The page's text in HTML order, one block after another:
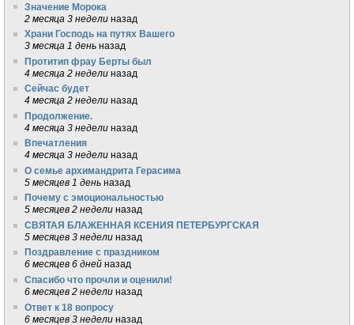
Значение Морока
2 месяца 3 недели назад
Храни Господь на путях Вашего
3 месяца 1 день назад
Протитип фрау Берты был
4 месяца 2 недели назад
Сейчас будет
4 месяца 2 недели назад
Продолжение.
4 месяца 3 недели назад
Впечатления
4 месяца 3 недели назад
О семье архимандрита Герасима
5 месяцев 1 день назад
Почему с эмоциональностью
5 месяцев 2 недели назад
СВЯТАЯ БЛАЖЕННАЯ КСЕНИЯ ПЕТЕРБУРГСКАЯ
5 месяцев 3 недели назад
Поздравление с праздником
6 месяцев 6 дней назад
Спасибо что прочли и оценили!
6 месяцев 2 недели назад
Ответ к 18 вопросу
6 месяцев 3 недели назад